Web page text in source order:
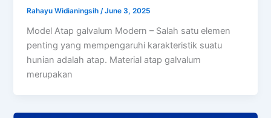
Rahayu Widianingsih/June 3, 2025
Model Atap galvalum Modern – Salah satu elemen
penting yang mempengaruhi karakteristik suatu
hunian adalah atap. Material atap galvalum
merupakan